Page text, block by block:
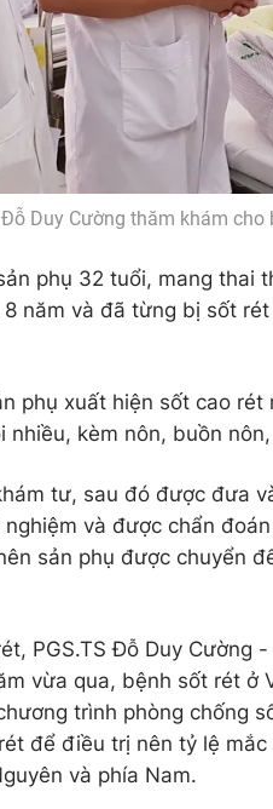
Đỗ Duy Cường thăm khám cho
phụ 32 tuổi, mang thai
năm và đã từng bị sốt
phụ xuất hiện sốt cao
nhiều, kèm nôn, buồn
tư, sau đó được đưa
và được chẩn
sản phụ được chuyển
PGS.TS Đỗ Duy Cường
vừa qua, bệnh sốt rét ở
trình phòng chống
để điều trị nên tỷ lệ
và phía Nam.